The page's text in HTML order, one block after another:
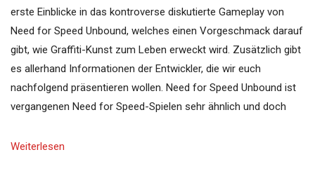
erste Einblicke in das kontroverse diskutierte Gameplay von
Need for Speed Unbound, welches einen Vorgeschmack darauf
gibt, wie Graffiti-Kunst zum Leben erweckt wird. Zusätzlich gibt
es allerhand Informationen der Entwickler, die wir euch
nachfolgend präsentieren wollen. Need for Speed Unbound ist
vergangenen Need for Speed-Spielen sehr ähnlich und doch
Weiterlesen